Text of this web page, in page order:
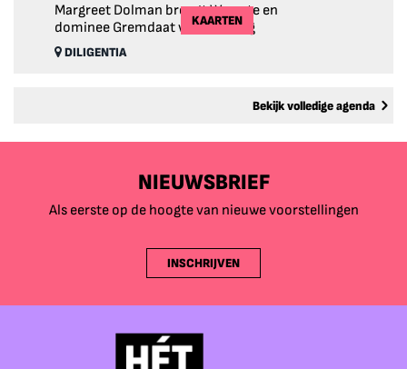
Margreet Dolman brengt Warmte en
dominee Gremdaat wijst de Weg
DILIGENTIA
KAARTEN
Bekijk volledige agenda
NIEUWSBRIEF
Als eerste op de hoogte van nieuwe voorstellingen
INSCHRIJVEN